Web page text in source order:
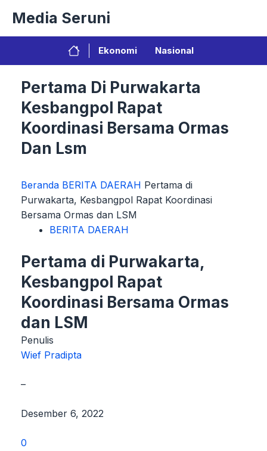
isi
Media Seruni
Ekonomi Nasional
Pertama Di Purwakarta
Kesbangpol Rapat
Koordinasi Bersama Ormas
Dan Lsm
Beranda BERITA DAERAH Pertama di
Purwakarta, Kesbangpol Rapat Koordinasi
Bersama Ormas dan LSM
BERITA DAERAH
Pertama di Purwakarta,
Kesbangpol Rapat
Koordinasi Bersama Ormas
dan LSM
Penulis
Wief Pradipta
–
Desember 6, 2022
0